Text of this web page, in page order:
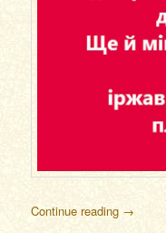
Continue reading →